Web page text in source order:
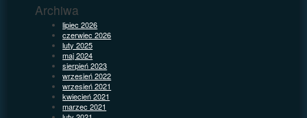
Archiwa
lipiec 2026
czerwiec 2026
luty 2025
maj 2024
sierpień 2023
wrzesień 2022
wrzesień 2021
kwiecień 2021
marzec 2021